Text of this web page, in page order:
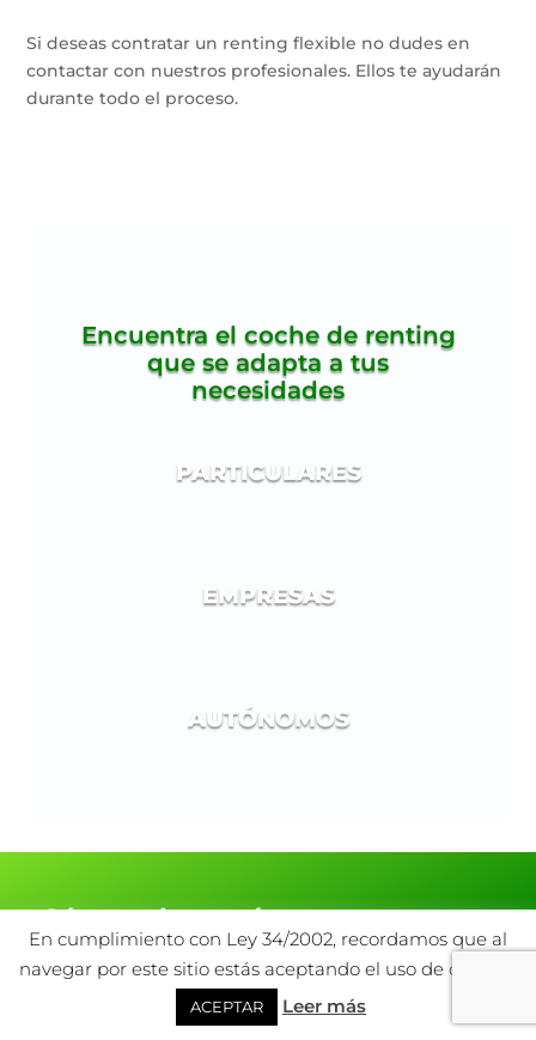
Si deseas contratar un renting flexible no dudes en
contactar con nuestros profesionales. Ellos te ayudarán
durante todo el proceso.
Encuentra el coche de renting
que se adapta a tus
necesidades
PARTICULARES
EMPRESAS
AUTÓNOMOS
¿Cómo saber qué cuota
pagaremos mensualmente?
Con ME Renting sabrás, desde el principio, la cantidad
de cuota que vas a pagar mensualmente.
En cumplimiento con Ley 34/2002, recordamos que al
navegar por este sitio estás aceptando el uso de cookies.
ACEPTAR Leer más